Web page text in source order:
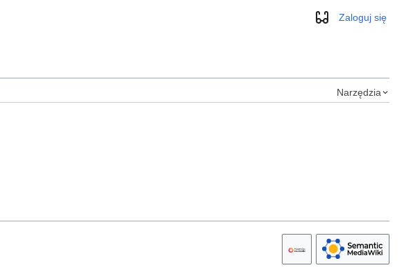
WyglądZaloguj się
Narzędzia